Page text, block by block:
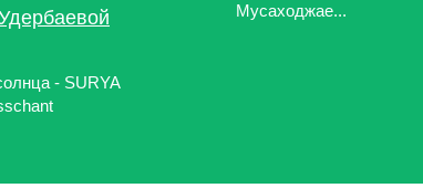
- SURYA
Мусаходжае...